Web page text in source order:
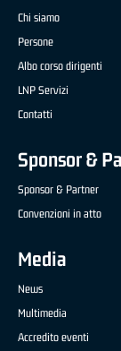
Chi siamo
Persone
Albo corso dirigenti
LNP Servizi
Contatti
Sponsor &
Sponsor & Partner
Convenzioni in atto
Media
News
Multimedia
Accredito eventi